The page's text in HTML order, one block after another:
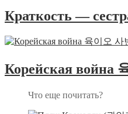
Краткость —
Корейская война
Что еще почитать?